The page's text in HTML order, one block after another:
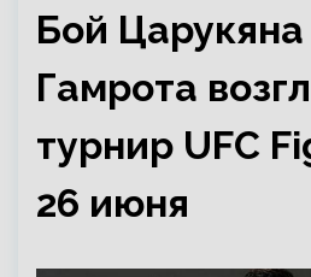
Бой Царукяна
Гамрота
турнир UFC
26 июня